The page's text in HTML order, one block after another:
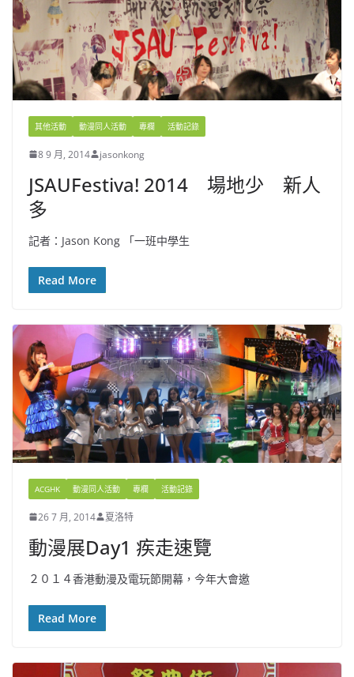
其他活動 動漫同人活動 專欄 活動記錄
8 9 月, 2014 jasonkong
JSAUFestiva! 2014 場地少 新人
多
記者：Jason Kong 「一班中學生
Read More
ACGHK 動漫同人活動 專欄 活動記錄
26 7 月, 2014 夏洛特
動漫展Day1 疾走速覽
２０１４香港動漫及電玩節開幕，今年大會邀
Read More